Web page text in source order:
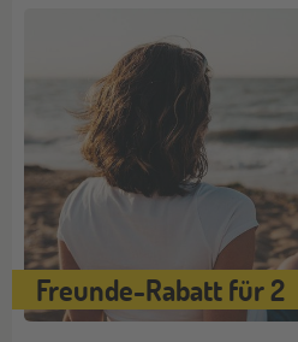
Freunde-Rabatt für 2